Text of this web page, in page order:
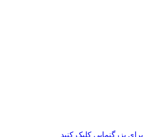
برای بزرگنمایی کلیک کنید